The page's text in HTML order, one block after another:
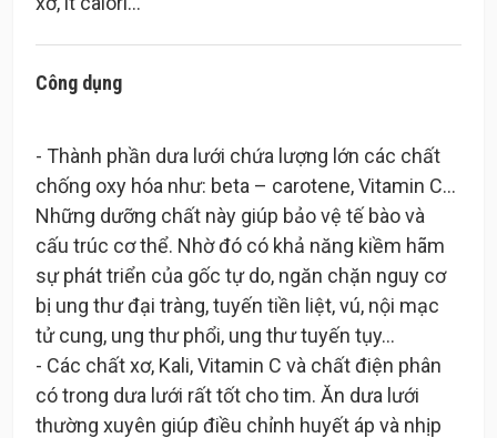
Công dụng
- Thành phần dưa lưới chứa lượng lớn các chất
chống oxy hóa như: beta – carotene, Vitamin C…
Những dưỡng chất này giúp bảo vệ tế bào và
cấu trúc cơ thể. Nhờ đó có khả năng kiềm hãm
sự phát triển của gốc tự do, ngăn chặn nguy cơ
bị ung thư đại tràng, tuyến tiền liệt, vú, nội mạc
tử cung, ung thư phổi, ung thư tuyến tụy…
- Các chất xơ, Kali, Vitamin C và chất điện phân
có trong dưa lưới rất tốt cho tim. Ăn dưa lưới
thường xuyên giúp điều chỉnh huyết áp và nhịp